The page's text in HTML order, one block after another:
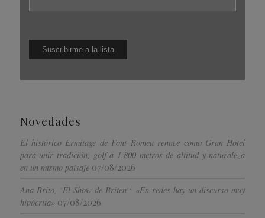
Novedades
El histórico Ermitage de Font Romeu renace como Gran Hotel
para unir tradición, golf a 1.800 metros de altitud y naturaleza
en un mismo paisaje 07/08/2026
Ana Brito, ‘El Show de Briten’: «En redes hay un discurso muy
hipócrita» 07/08/2026